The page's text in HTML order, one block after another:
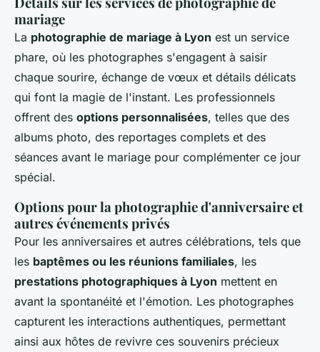
mariage
La photographie de mariage à Lyon est un service
phare, où les photographes s'engagent à saisir
chaque sourire, échange de vœux et détails délicats
qui font la magie de l'instant. Les professionnels
offrent des options personnalisées, telles que des
albums photo, des reportages complets et des
séances avant le mariage pour complémenter ce jour
spécial.
Options pour la photographie d'anniversaire et
autres événements privés
Pour les anniversaires et autres célébrations, tels que
les baptêmes ou les réunions familiales, les
prestations photographiques à Lyon mettent en
avant la spontanéité et l'émotion. Les photographes
capturent les interactions authentiques, permettant
ainsi aux hôtes de revivre ces souvenirs précieux